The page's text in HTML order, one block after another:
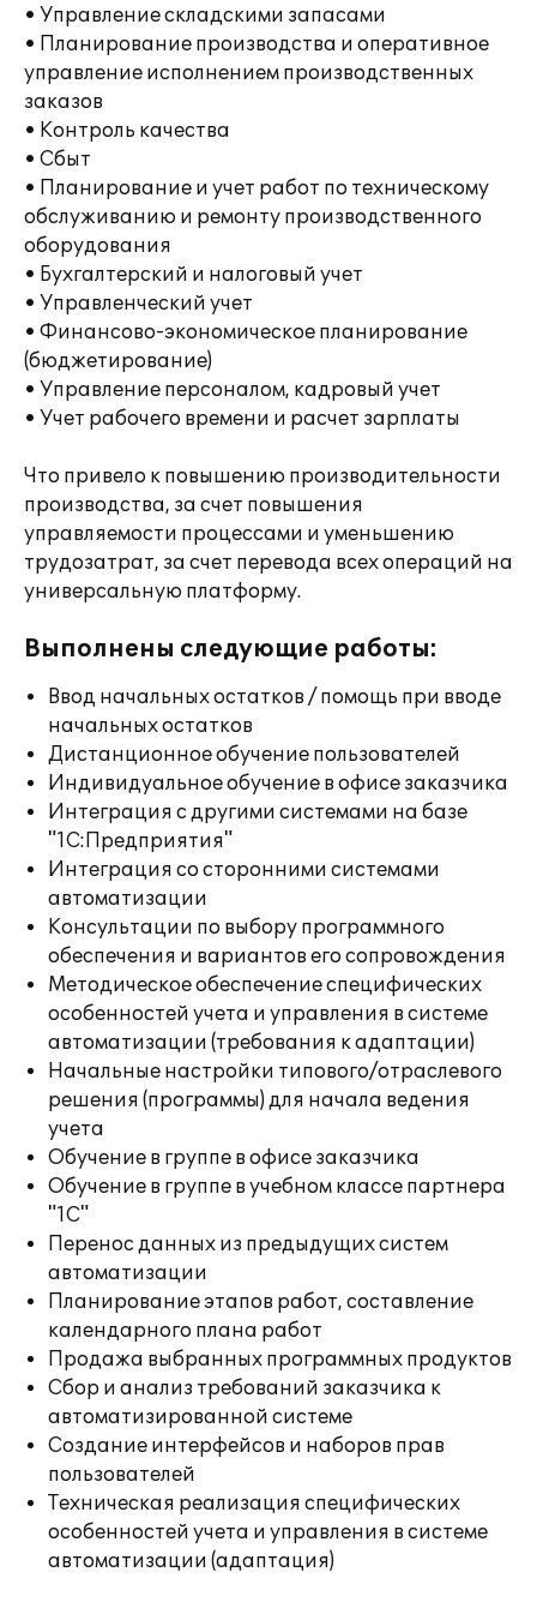
• Управление складскими запасами
• Планирование производства и оперативное
управление исполнением производственных
заказов
• Контроль качества
• Сбыт
• Планирование и учет работ по техническому
обслуживанию и ремонту производственного
оборудования
• Бухгалтерский и налоговый учет
• Управленческий учет
• Финансово-экономическое планирование
(бюджетирование)
• Управление персоналом, кадровый учет
• Учет рабочего времени и расчет зарплаты
Что привело к повышению производительности
производства, за счет повышения
управляемости процессами и уменьшению
трудозатрат, за счет перевода всех операций на
универсальную платформу.
Выполнены следующие работы:
Ввод начальных остатков / помощь при вводе
начальных остатков
Дистанционное обучение пользователей
Индивидуальное обучение в офисе заказчика
Интеграция с другими системами на базе
"1С:Предприятия"
Интеграция со сторонними системами
автоматизации
Консультации по выбору программного
обеспечения и вариантов его сопровождения
Методическое обеспечение специфических
особенностей учета и управления в системе
автоматизации (требования к адаптации)
Начальные настройки типового/отраслевого
решения (программы) для начала ведения
учета
Обучение в группе в офисе заказчика
Обучение в группе в учебном классе партнера
"1С"
Перенос данных из предыдущих систем
автоматизации
Планирование этапов работ, составление
календарного плана работ
Продажа выбранных программных продуктов
Сбор и анализ требований заказчика к
автоматизированной системе
Создание интерфейсов и наборов прав
пользователей
Техническая реализация специфических
особенностей учета и управления в системе
автоматизации (адаптация)